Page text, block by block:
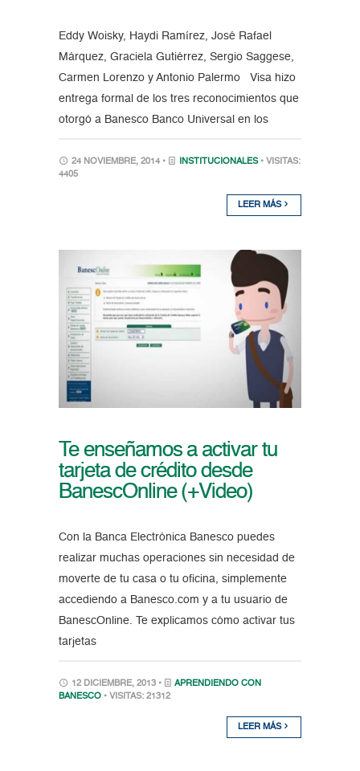
Eddy Woisky, Haydi Ramírez, José Rafael
Márquez, Graciela Gutiérrez, Sergio Saggese,
Carmen Lorenzo y Antonio Palermo Visa hizo
entrega formal de los tres reconocimientos que
otorgó a Banesco Banco Universal en los
24 NOVIEMBRE, 2014 • INSTITUCIONALES • VISITAS:
4405
LEER MÁS
Te enseñamos a activar tu
tarjeta de crédito desde
BanescOnline (+Video)
Con la Banca Electrónica Banesco puedes
realizar muchas operaciones sin necesidad de
moverte de tu casa o tu oficina, simplemente
accediendo a Banesco.com y a tu usuario de
BanescOnline. Te explicamos cómo activar tus
tarjetas
12 DICIEMBRE, 2013 •
APRENDIENDO CON
BANESCO • VISITAS: 21312
LEER MÁS